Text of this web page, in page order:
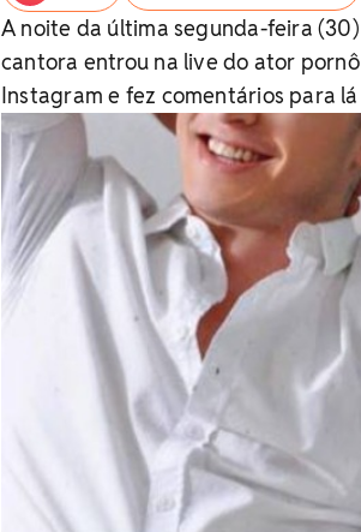
A noite da última segunda-feira
cantora entrou na live do ator
Instagram e fez comentários para